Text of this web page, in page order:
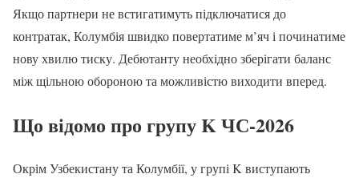
Якщо партнери не встигатимуть підключатися до
контратак, Колумбія швидко повертатиме м’яч і починатиме
нову хвилю тиску. Дебютанту необхідно зберігати баланс
між щільною обороною та можливістю виходити вперед.
Що відомо про групу K ЧС-2026
Окрім Узбекистану та Колумбії, у групі K виступають